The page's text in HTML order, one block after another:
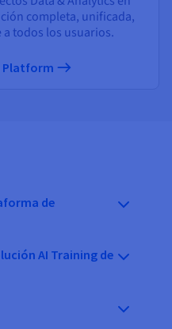
completa, unificada,
todos los usuarios.
Platform
de
AI Training de